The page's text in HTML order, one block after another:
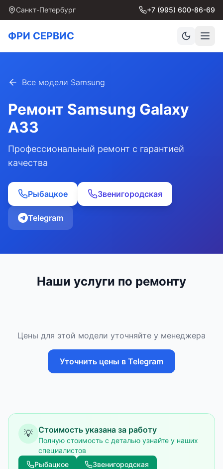
Санкт-Петербург +7 (995) 600-86-69
ФРИ СЕРВИС
Все модели Samsung
Ремонт Samsung Galaxy
A33
Профессиональный ремонт с гарантией
качества
Рыбацкое Звенигородская
Telegram
Наши услуги по ремонту
Цены для этой модели уточняйте у менеджера
Уточнить цены в Telegram
💡 Стоимость указана за работу
Полную стоимость с деталью узнайте у наших
специалистов
Рыбацкое
Звенигородская